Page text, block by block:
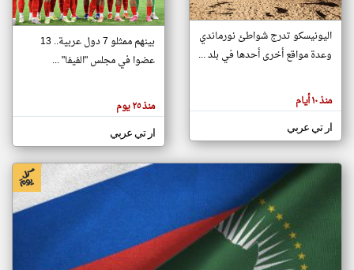
تغيير الدولة
اخبار جزر القمر على مدار الساعة
أهم اخبار جزر القمر العاجلة والمباشرة
هنا عن
وجهة
كاتبيها.
اليونيسكو تدرج شواطئ نورماندي
وعدة مواقع أخرى أحدها في بلد ...
منذ ١٠ أيام
ار تي عربي
بينهم ممثلو 7 دول عربية.. 13
عضوا في مجلس "الفيفا" ...
منذ ٢٥ يوم
ار تي عربي
klyoum.com